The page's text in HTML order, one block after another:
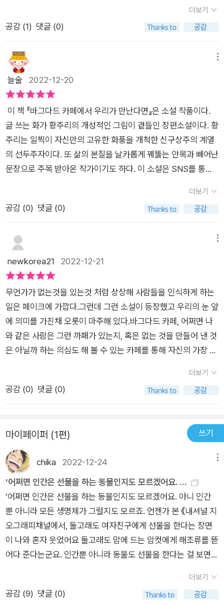
154)이 앞으로 많은 일을 맡아하며 사람의 영역(미술 포함)에 침
투해 들어올 테지만 그래도 몽골 고원에서 의료 봉사를 수행하
9)을 대신할 만한 건 아무것도 없지 싶습니다. 불안의 책을 삶
의 책으로 읽어낼 줄 알기에 인간은 향수를 만들어낼 수도 있습니
다. 행여 결혼의 시대가 끝난다 해도, 향수 이터니티나 장난감
에 깃든 추억의 유효기간은 영원하기에 우리는 사막 한복판에서
도 사랑을 논할 수 있고 마음껏 눈물도 흘려 오아시스를 채울 수
도 있죠. *출판사에서 제공한 도서를 읽고 솔직하게, 주관적으
로 작성한 후기입니다.
만나지 않았으면 좋겠다는 생각이 들다가도, 만난 이후의 삶 역시
궁금해지는 양가적인 감정이 듭니다. 여운이 길게 남는 결말이 기
가 생각나더군요. 그때는 몰랐지만 지나고 나니 깨닫게 되는, 그
시절의 불안과 외로움을 위로해 준 무언가를 생각해 봅니다.- 출
판사로부터 도서를 제공받았습니다
다. 그런 편지들로 이루어진 소설이다. 그래서 소설의 줄거리는
그렇게 둘이 알게 되고, 서로 편지를 주고받는데 서로의 생활을
소개하면서, 전하면서 이야기를 끌어나간다. 둘 다 지식인들이
고, 세상을 제대로 관조하고 통찰하는 사람들이다.거기에 그 둘은
각각 절망적인 시절, 힘든 시절을 보내고 있다.그러한 시절을 보
내고 있는 두 남녀가 서로 마음을 나누는 과정이 서서히 진행이
사연에 공감하게 되고, 그들의 이야기 속으로 빠져 들어가게 될
것이다. 밑줄 긋고 새겨볼 말들 외로움은 마치 어떻게 사용하느냐
에 따라 세상을 다르게 변화시키는 인간의 가장 오래된 재료 같
다. (33쪽) 사랑에 빠진 사람들은 종종 왜 우리가 좀 더 일찍 만나
지 못했을까 아쉬워하죠. 하지만 어떤 만남도 너무 이르거나 너무
늦지 않아요. 이르면 이른 대로 늦으면 늦은 대로 그때만이 누릴
수 있는 사랑의 계절이 있을 테지요. (50쪽) 언제부터 우리는 가
스, 샤갈, 고흐 저자는 화가이면서 글을 쓰는 여성작가다.그러기
에 작가가 엄선(?)한 화가 세 명을 여기 소개한다.소설의 전개상
필요한 내용을 위해 소개하는 화가들이지만, 화가들에 대한 정보
고 새겨들을만 하다. 마티스의 색종이 그림 (124쪽)샤갈 (151쪽)
고흐 (202, 205쪽)고흐가 죽으면서 말했다는 말, 슬픔은 끝이
없다. (sadness never end) 봐야 할 영화 두 사람은 이런 영화
들을 보고 이야기를 풀어나간다. 그러니 그들을 이해하기 위해 영
화도 보면서 이 책을 읽으면 좋을 것이다. <바그다드 카페><가
스등> 36쪽,<다이야몬드여 영원하라> 64쪽<위대한 개츠비>
너의 췌장을 먹고 싶어> 168쪽<판타스틱 우먼> 190쪽<토이
스토리> 209쪽 다시, 이 책은? - 이 소설의 창작 계기가 흥미롭
다. 저자가 페이스북을 통해 아프가니스탄에 거주하는 미국인 외
그런 류의 사기들이 횡행하고 있는데 SNS 사기이다. 저자는 여
기에서 다른 상상력을 발휘한다. 만약 그게 진짜라면? 메시지를
주고받는 당사자들이 진짜 의사라면, 받는 사람은 화가(저자는
화가다) 라면? 그런 상상력 끝에 이 소설이 탄생한 것이다. 그러
니 당연히 형식은 서간체 소설이다.그렇게 진행이 되는 두 사람의
이야기, 그들이 보는 세상은 과연 어떤 모습일까?두 사람의 관계
와는 별도로 그들이 전해주는 많은 사연 속에 우리가 성찰해야 할
거리가 많다. 이 책 로맨스 소설이라기보다는 힐링 소설이라고 해
도 좋을 것이다. 인간성의 진화의 불가능함에 대한 절규, 그러나
그녀가 글과 그림을 직접 쓰고 그려서 작품이 하나로 딱 알맞다는
느낌이다. 단순하고 대충 그린듯한 그림이지만 의미가 담겨있다.
어보지 못했던 책들이 많은데, 한번쯤 읽어봐야겠다는 생각이 들
었다.
너무 놀라웠어요.이제는 추억 속으로 사라진 손 편지와바그다드
카페라는 장소의 감성이 더해져 한번도 가본적도 없는그 카페가
서 일하는 외과의사로,그가 살고 있는 현실은 매일 생사의 위협을
받는 전쟁통이지만,소설 속에 흐르는 전박적인 분위기는마치 꿈
속처럼 몽환적이고 살랑거리며 간질거리는 느낌이​정말 마음이
페에서 우리가 만난다면은글쓴이의 마음이 과하지도 모자라지도
않게딱 적당량의 무게로담백하니 느낄 수 있어서 좋더라구요.*
이 서평은네이버카페 컬처블룸으로부터 도서를 무상으로 제공받
아 작성된 서평입니다. *
더보기
공감 (1) 댓글 (0)
늘술 2022-12-20
이 책 『바그다드 카페에서 우리가 만난다면』은 소설 작품이다.
글 쓰는 화가 황주리의 개성적인 그림이 곁들인 장편소설이다. 황
주리는 일찍이 자신만의 고유한 화풍을 개척한 신구상주의 계열
의 선두주자이다. 또 삶의 본질을 날카롭게 꿰뚫는 안목과 빼어난
문장으로 주목 받아온 작가이기도 하다. 이 소설은 SNS를 통해
성인 아프가니스탄계 미국인 외과 의사가 그 주인공이며, 영화
〈바그다드 카페〉가 두 사람을 연결하고 이야기를 끌어가는 촉매
이에 연정이 싹트긴 하지만, 이 소설은 일반적인 연애소설과는 상
당한 차이가 있다. 두 인물은 끊임없이 폭력으로 물든 세상을 관
조하고, 사랑의 진정한 의미를 탐색하며, 주변과 일상을 성찰한
의 본질에 대한 깊은 이해가 유려하고 심미적인 문장으로 드러난
다. 소설을 지배하는 음울하면서도 낭만적인 분위기, 독자의 상상
력을 자극하는 지적인 대화와 매혹적인 서간체가 빛을 발하는 소
설이다. 낭만적 요소가 다분히 있어 읽기에는 다소 파괴적인 모습
도 있지만 결코 세상을 해체하는 수준 이상으로 나아가지는 않는
다. 두 주인공은 서로를 끊임없이 갈망하지만 당초 이뤄지기 어려
운 사랑임을 알고 있어 '이뤄질 수 없는 사랑'이라는 점에서 낭만
한가운데 모텔과 주유소를 겸한 허름한 카페이다. 이야기는 오래
전 뉴욕의 한 화랑에서 스쳐 지났던 두 사람이 SNS에서 다시 만
나 대화를 이어가며 전개된다. 화가와 의사라는 이질적인 직업을
가지고 있는 두 사람이 서로를 신뢰하고 속 깊은 대화를 나눌 수
있도록 촉매가 되었던 건 영화 〈바그다드 카페〉다. 이후 두 사람
은 서로에 대한 애정을 확인하게 되지만, 단 한 번도 만남도 이루
어지지는 않는다. 아니, 애초에 두 사람은 만날 수 없는 존재였다.
독자는 소설 말미의 반전을 통해 그 사실을 깨닫게 된다. 한순간
실체가 사라진 사람과의 사랑.저자는 「작가의 말」에서 이 소설이
“상상의 대상을 향한 끝나지 않는 편지이며, 사랑과 불안, 전쟁과
평화, 그리고 불멸의 이야기”임을 밝힌다. 몇 년 전 페이스북 친
구 요청을 해온, 아프가니스탄에 거주하는 미국인 외과 의사라는
더보기
공감 (0) 댓글 (0)
newkorea21 2022-12-21
무언가가 없는것을 있는것 처럼 상상해 사람들을 인식하게 하는
일은 페이크에 가깝다.그런데 그런 소설이 등장했고 우리의 눈 앞
에 의미를 가진채 오롯이 마주해 있다.바그다드 카페, 어쩌면 나
와 같은 사람은 그런 까패가 있는지, 혹은 없는 것을 만들어 낸 것
은 아닐까 하는 의심도 해 볼 수 있는 카페를 통해 자신의 가장 고
어루만져 준 의미로의 메시지를 담아 페이크 된 편지소설로 태어
났다.상상을 대상을 향한 끝나지 않는 편지이며 사랑과 불안과 전
만나 읽어본다.이 책 '바그다드 카페에서 우리가 만난다면' 은 단
과 미술 시장에서 동시에 인정을 받는 화가인 동시에 문인이기도
한 저자 황주리의 서간체 소설로 불안한 세상에 대한 서사이자 페
이크 다큐라고 일러지는 책이다.인간이 불안을 느끼는 일은 세상
살면서 보면 무수히 많다.작은 것 하나 부터 많은 사람을 죽이는
전쟁에 이르기 까지 무수히 많은 불안의 대상들이 존재한다.하지
만 인간은 그러한 불안에고 굴하지 않고 불안을 극복하거나 치유
하려는 과정으로의 무언가를 하는 존재이다.우리가 불안에서 느
끼는 고통의 사이사이에는 일상의 아름다움들이 존재하며 저자
는 그러한 아름다움이 배인 희망과 치유의 편지들을 자신이 주인
아마도 없으리라 본다.대부분의 사람들이 편지를 쓰면 자신의 마
음 속에 담긴 진심을 전하고자 한다.길건 짧건 우리는 그러한 진
더보기
공감 (0) 댓글 (0)
마이페이퍼 (1편) 쓰기
chika 2022-12-24
‘어쩌면 인간은 선물을 하는 동물인지도 모르겠어요. ...
‘어쩌면 인간은 선물을 하는 동물인지도 모르겠어요. 아니 인간
뿐 아니라 모든 생명체가 그럴지도 모르죠. 언젠가 본 《내셔널 지
오그래피채널에서, 돌고래도 여자친구에게 선물을 한다는 장면
이 나와 혼자 웃었어요 돌고래도 맘에 드는 암컷에게 해조류를 뜯
어다 준다는군요. 인간뿐 아니라 동물도 선물을 한다는 걸 보면
고, 아무리 주어도 아깝지 않은 상대가 있다는 건 행복이라고.그
런 생각이 들었던, 살아있는 날의 아침입니다.- P116
더보기
공감 (9) 댓글 (0)